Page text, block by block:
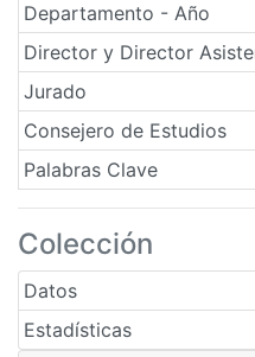
Departamento - Año
Director y Director
Jurado
Consejero de Estudios
Palabras Clave
Colección
Datos
Estadísticas